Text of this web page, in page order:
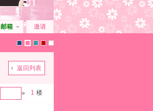
邮箱 邀请
默 z i 2
返回列表
1 楼
»